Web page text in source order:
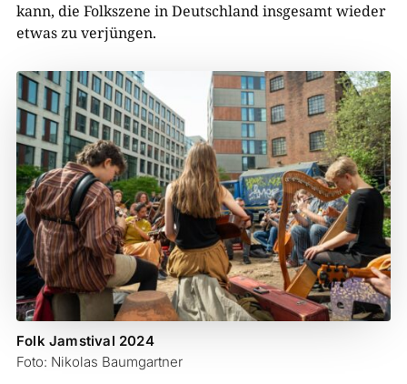
kann, die Folkszene in Deutschland insgesamt wieder
etwas zu verjüngen.
Folk Jamstival 2024
Foto: Nikolas Baumgartner